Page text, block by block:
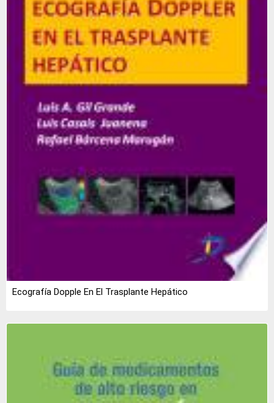
Ecografía Dopple En El Trasplante Hepático